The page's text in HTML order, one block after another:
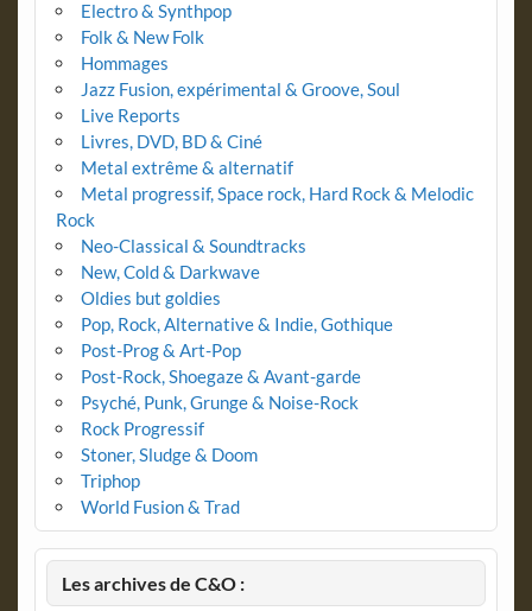
Electro & Synthpop
Folk & New Folk
Hommages
Jazz Fusion, expérimental & Groove, Soul
Live Reports
Livres, DVD, BD & Ciné
Metal extrême & alternatif
Metal progressif, Space rock, Hard Rock & Melodic
Rock
Neo-Classical & Soundtracks
New, Cold & Darkwave
Oldies but goldies
Pop, Rock, Alternative & Indie, Gothique
Post-Prog & Art-Pop
Post-Rock, Shoegaze & Avant-garde
Psyché, Punk, Grunge & Noise-Rock
Rock Progressif
Stoner, Sludge & Doom
Triphop
World Fusion & Trad
Les archives de C&O :